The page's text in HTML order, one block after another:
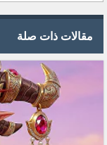
مقالات ذات صلة